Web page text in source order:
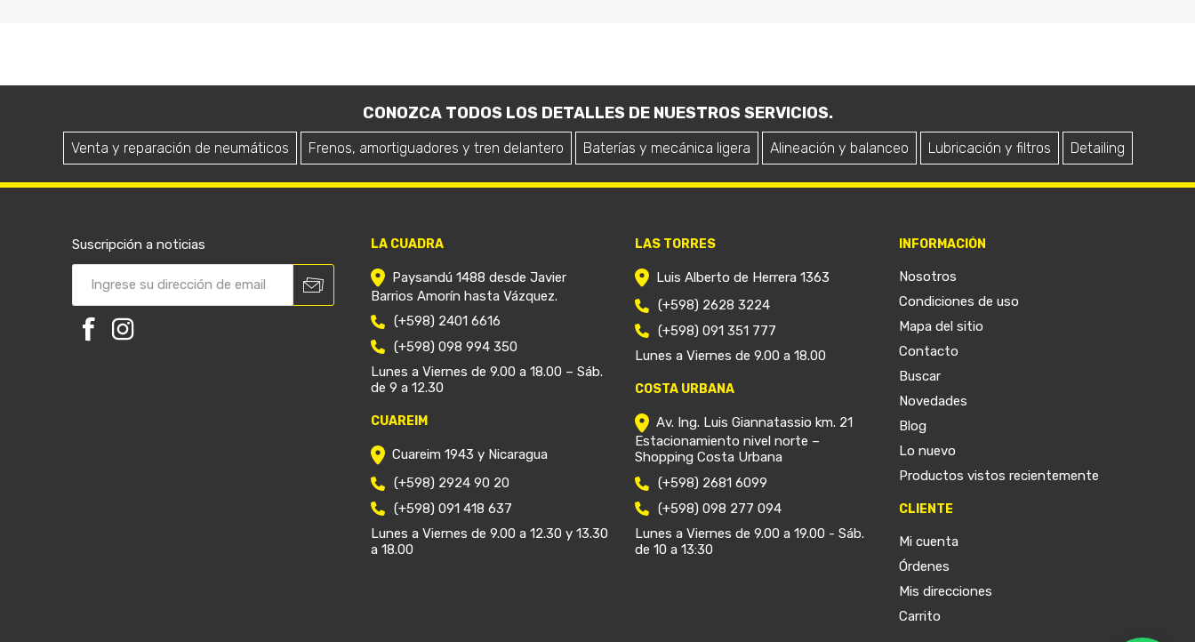
CONOZCA TODOS LOS DETALLES DE NUESTROS SERVICIOS.
Venta y reparación de neumáticos Frenos, amortiguadores y tren delantero Baterías y mecánica ligera Alineación y balanceo Lubricación y filtros Detailing
Suscripción a noticias LA CUADRA
Paysandú 1488 desde Javier
Barrios Amorín hasta Vázquez.
(+598) 2401 6616
(+598) 098 994 350
Lunes a Viernes de 9.00 a 18.00 – Sáb.
de 9 a 12.30
CUAREIM
Cuareim 1943 y Nicaragua
(+598) 2924 90 20
(+598) 091 418 637
Lunes a Viernes de 9.00 a 12.30 y 13.30
a 18.00
LAS TORRES
Luis Alberto de Herrera 1363
(+598) 2628 3224
(+598) 091 351 777
Lunes a Viernes de 9.00 a 18.00
COSTA URBANA
Av. Ing. Luis Giannatassio km. 21
Estacionamiento nivel norte –
Shopping Costa Urbana
(+598) 2681 6099
(+598) 098 277 094
Lunes a Viernes de 9.00 a 19.00 - Sáb.
de 10 a 13:30
INFORMACIÓN
Nosotros
Condiciones de uso
Mapa del sitio
Contacto
Buscar
Novedades
Blog
Lo nuevo
Productos vistos recientemente
CLIENTE
Mi cuenta
Órdenes
Mis direcciones
Carrito